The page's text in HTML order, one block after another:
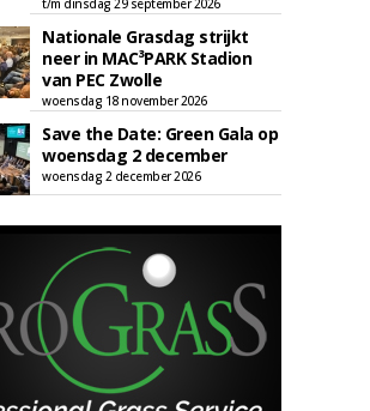
t/m dinsdag 29 september 2026
Nationale Grasdag strijkt
neer in MAC³PARK Stadion
van PEC Zwolle
woensdag 18 november 2026
Save the Date: Green Gala op
woensdag 2 december
woensdag 2 december 2026